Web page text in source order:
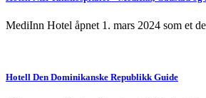
MediInn Hotel åpnet 1. mars 2024 som et
Hotell Den Dominikanske Republikk Guide